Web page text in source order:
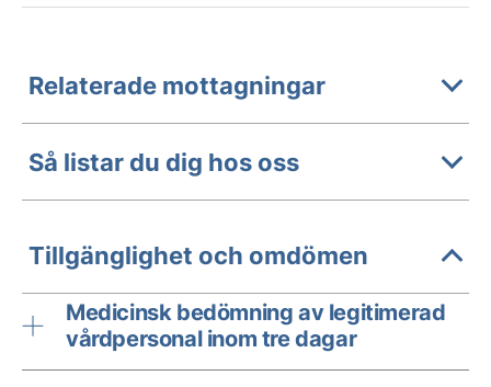
Relaterade mottagningar
Så listar du dig hos oss
Tillgänglighet och omdömen
Medicinsk bedömning av legitimerad
vårdpersonal inom tre dagar